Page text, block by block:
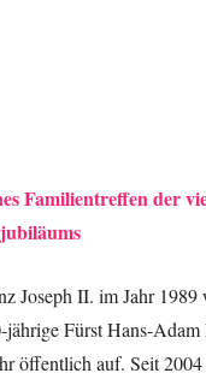
Familientreffen der
Joseph II. im Jahr
Fürst Hans-
öffentlich auf. Seit